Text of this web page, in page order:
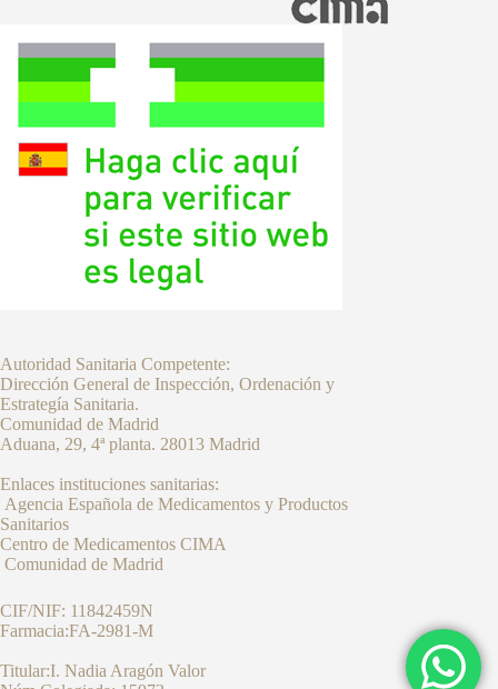
Autoridad Sanitaria Competente:
Dirección General de Inspección, Ordenación y
Estrategía Sanitaria.
Comunidad de Madrid
Aduana, 29, 4ª planta. 28013 Madrid
Enlaces instituciones sanitarias:
Agencia Española de Medicamentos y Productos
Sanitarios
Centro de Medicamentos CIMA
Comunidad de Madrid
CIF/NIF: 11842459N
Farmacia:FA-2981-M
Titular:I. Nadia Aragón Valor